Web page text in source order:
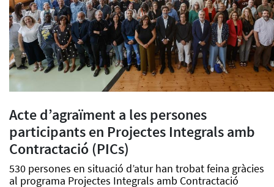
Acte d’agraïment a les persones
participants en Projectes Integrals amb
Contractació (PICs)
530 persones en situació d’atur han trobat feina gràcies
al programa Projectes Integrals amb Contractació